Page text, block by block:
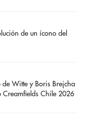
de un ícono del
Witte y Boris Brejcha
Creamfields Chile 2026